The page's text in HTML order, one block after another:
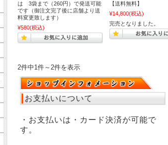
は 3袋まで（260円）で発送可能
です（御注文完了後に店舗より送
料変更致します）
¥580(税込)
【送料無料】
¥14,800(税込)
完売となりました。
2件中1件～2件を表示
お支払いについて
・お支払いは・カード決済が可能で
す。